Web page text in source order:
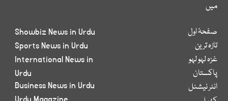
میں
صفحۂ اول
تازہ ترین
غزہ لہو لہو
پاکستان
انٹر نیشنل
Showbiz News in Urdu
Sports News in Urdu
International News in
Urdu
Business News in Urdu